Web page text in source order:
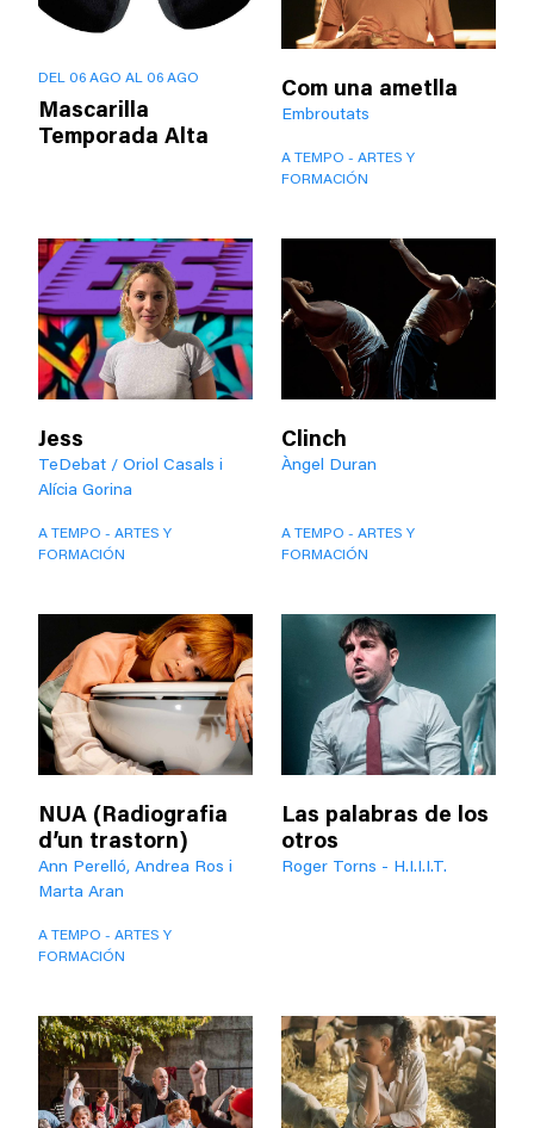
DEL 06 AGO AL 06 AGO
Mascarilla
Temporada Alta
Com una ametlla
Embroutats
A TEMPO - ARTES Y
FORMACIÓN
Jess
TeDebat / Oriol Casals i
Alícia Gorina
A TEMPO - ARTES Y
FORMACIÓN
Clinch
Àngel Duran
A TEMPO - ARTES Y
FORMACIÓN
NUA (Radiografia
d’un trastorn)
Ann Perelló, Andrea Ros i
Marta Aran
A TEMPO - ARTES Y
FORMACIÓN
Las palabras de los
otros
Roger Torns - H.I.I.I.T.